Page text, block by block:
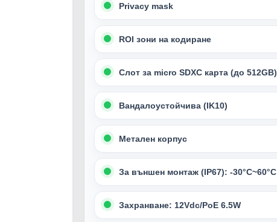
Privacy mask
ROI зони на кодиране
Слот за micro SDXC карта (до 512GB)
Вандалоустойчива (IK10)
Метален корпус
За външен монтаж (IP67): -30°C~60°C
Захранване: 12Vdc/PoE 6.5W